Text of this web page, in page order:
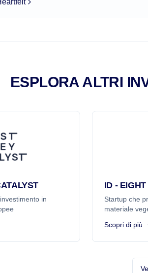
ESPLORA ALTRI
in
ID - EIGHT
Startup che
materiale
Scopri di più